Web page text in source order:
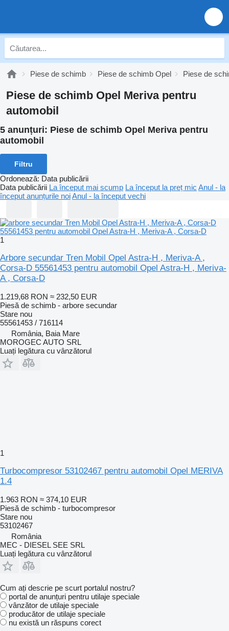
Piese de schimb Piese de schimb Opel Piese de
Piese de schimb Opel Meriva pentru
automobil
5 anunțuri: Piese de schimb Opel Meriva pentru
automobil
Filtru
Ordonează: Data publicării
Data publicării La început mai scump La început la preț mic Anul - la
început anunțurile noiAnul - la început vechi
1
Arbore secundar Tren Mobil Opel Astra-H , Meriva-A ,
Corsa-D 55561453 pentru automobil Opel Astra-H , Meriva-
A , Corsa-D
1.219,68 RON ≈ 232,50 EUR
Piesă de schimb - arbore secundar
Stare nou
55561453 / 716114
România, Baia Mare
MOROGEC AUTO SRL
Luați legătura cu vânzătorul
1
Turbocompresor 53102467 pentru automobil Opel MERIVA
1.4
1.963 RON ≈ 374,10 EUR
Piesă de schimb - turbocompresor
Stare nou
53102467
România
MEC - DIESEL SEE SRL
Luați legătura cu vânzătorul
Cum ați descrie pe scurt portalul nostru?
portal de anunțuri pentru utilaje speciale
vânzător de utilaje speciale
producător de utilaje speciale
nu există un răspuns corect